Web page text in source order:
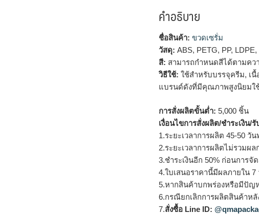
คำอธิบาย
ชื่อสินค้า: ขวดเซรั่ม
วัสดุ: ABS, PETG, PP,
สี: สามารถกำหนดสีได้ตามคว
วิธีใช้: ใช้สำหรับบรรจุครีม, เ
แบรนด์ดังที่มีคุณภาพสูงนิยมใ
การสั่งผลิตขั้นต่ำ: 5,000 ชิ้น
เงื่อนไขการสั่งผลิต/ชำระเงิน/
1.ระยะเวลาการผลิต 45-50 วั
2.ระยะเวลาการผลิตไม่รวมผ
3.ชำระเงินอีก 50% ก่อนการจั
4.ใบเสนอราคานี้มีผลภายใน
5.หากสินค้าบกพร่องหรือมีปัญ
6.กรณียกเลิกการผลิตสินค้าห
7.สั่งซื้อ Line ID: